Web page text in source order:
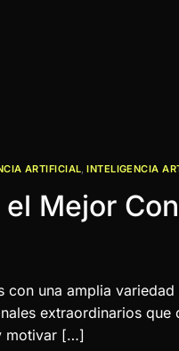
ARTIFICIAL ,INTELIGENCIA
el Mejor
con una amplia
extraordinarios que
motivar […]